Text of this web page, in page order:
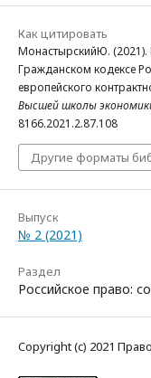
Как цитировать
МонастырскийЮ. (2021).
Гражданском кодексе
европейского
Высшей школы
8166.2021.2.87.108
Другие форматы
Выпуск
№ 2 (2021)
Раздел
Российское право:
Copyright (c) 2021